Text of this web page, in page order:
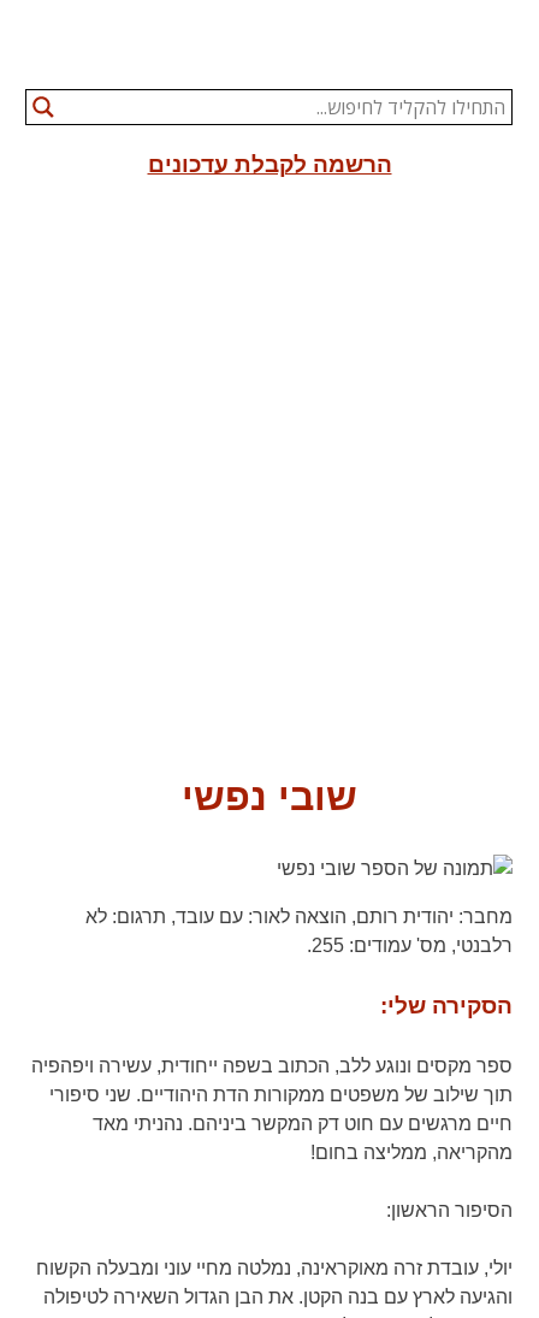
הרשמה לקבלת עדכונים
שובי נפשי
מחבר: יהודית רותם, הוצאה לאור: עם עובד, תרגום: לא
רלבנטי, מס' עמודים: 255.
הסקירה שלי:
ספר מקסים ונוגע ללב, הכתוב בשפה ייחודית, עשירה ויפהפיה
תוך שילוב של משפטים ממקורות הדת היהודיים. שני סיפורי
חיים מרגשים עם חוט דק המקשר ביניהם. נהניתי מאד
מהקריאה, ממליצה בחום!
הסיפור הראשון:
יולי, עובדת זרה מאוקראינה, נמלטה מחיי עוני ומבעלה הקשוח
והגיעה לארץ עם בנה הקטן. את הבן הגדול השאירה לטיפולה